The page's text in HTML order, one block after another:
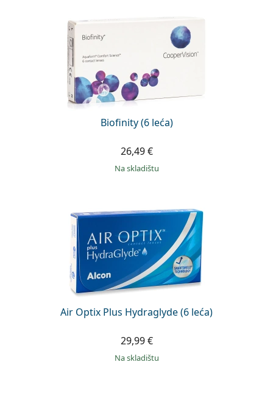
Biofinity (6 leća)
26,49 €
na skladištu
Air Optix Plus Hydraglyde (6 leća)
29,99 €
na skladištu